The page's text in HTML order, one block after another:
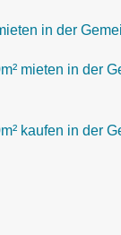
in der
mieten in der
kaufen in der